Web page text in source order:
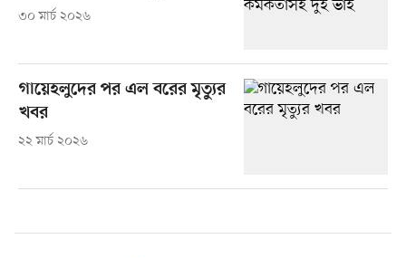
৩০ মার্চ ২০২৬
গায়েহলুদের পর এল বরের মৃত্যুর
খবর
২২ মার্চ ২০২৬